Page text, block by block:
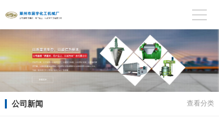
公司新闻 查看分类